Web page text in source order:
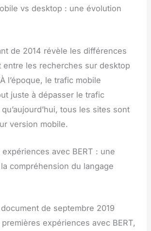
vs desktop : une évolution
de 2014 révèle les différences
entre les recherches sur desktop
l’époque, le trafic mobile
juste à dépasser le trafic
tous les sites sont
version mobile.
avec BERT : une
compréhension du langage
de septembre 2019
expériences avec BERT,